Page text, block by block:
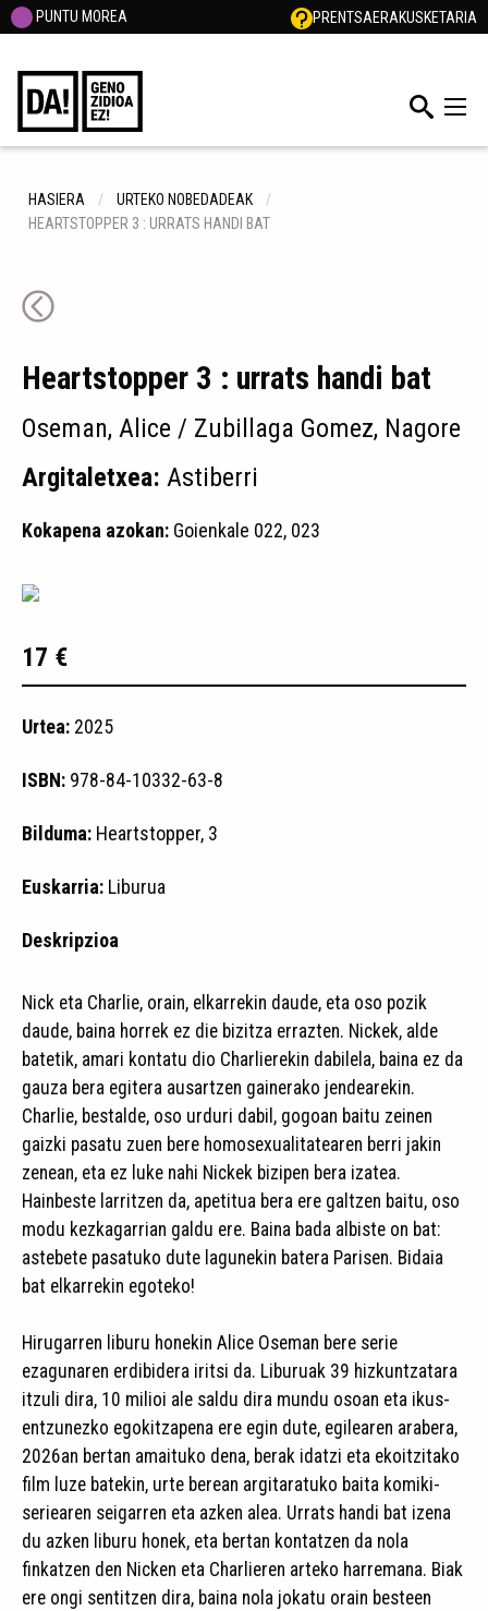
PUNTU MOREA PRENTSAERAKUSKETARIA
HASIERA
URTEKO NOBEDADEAK
HEARTSTOPPER 3 : URRATS HANDI BAT
Heartstopper 3 : urrats handi bat
Oseman, Alice / Zubillaga Gomez, Nagore
Argitaletxea: Astiberri
Kokapena azokan: Goienkale 022, 023
17 €
Urtea: 2025
ISBN: 978-84-10332-63-8
Bilduma: Heartstopper, 3
Euskarria: Liburua
Deskripzioa
Nick eta Charlie, orain, elkarrekin daude, eta oso pozik
daude, baina horrek ez die bizitza errazten. Nickek, alde
batetik, amari kontatu dio Charlierekin dabilela, baina ez da
gauza bera egitera ausartzen gainerako jendearekin.
Charlie, bestalde, oso urduri dabil, gogoan baitu zeinen
gaizki pasatu zuen bere homosexualitatearen berri jakin
zenean, eta ez luke nahi Nickek bizipen bera izatea.
Hainbeste larritzen da, apetitua bera ere galtzen baitu, oso
modu kezkagarrian galdu ere. Baina bada albiste on bat:
astebete pasatuko dute lagunekin batera Parisen. Bidaia
bat elkarrekin egoteko!
Hirugarren liburu honekin Alice Oseman bere serie
ezagunaren erdibidera iritsi da. Liburuak 39 hizkuntzatara
itzuli dira, 10 milioi ale saldu dira mundu osoan eta ikus-
entzunezko egokitzapena ere egin dute, egilearen arabera,
2026an bertan amaituko dena, berak idatzi eta ekoitzitako
film luze batekin, urte berean argitaratuko baita komiki-
seriearen seigarren eta azken alea. Urrats handi bat izena
du azken liburu honek, eta bertan kontatzen da nola
finkatzen den Nicken eta Charlieren arteko harremana. Biak
ere ongi sentitzen dira, baina nola jokatu orain besteen